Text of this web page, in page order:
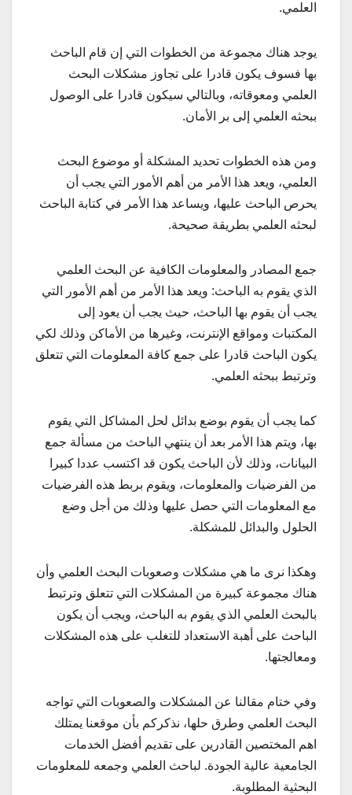
العلمي.
يوجد هناك مجموعة من الخطوات التي إن قام الباحث
بها فسوف يكون قادرا على تجاوز مشكلات البحث
العلمي ومعوقاته، وبالتالي سيكون قادرا على الوصول
ببحثه العلمي إلى بر الأمان.
ومن هذه الخطوات تحديد المشكلة أو موضوع البحث
العلمي، ويعد هذا الأمر من أهم الأمور التي يجب أن
يحرص الباحث عليها، ويساعد هذا الأمر في كتابة الباحث
لبحثه العلمي بطريقة صحيحة.
جمع المصادر والمعلومات الكافية عن البحث العلمي
الذي يقوم به الباحث: ويعد هذا الأمر من أهم الأمور التي
يجب أن يقوم بها الباحث، حيث يجب أن يعود إلى
المكتبات ومواقع الإنترنت، وغيرها من الأماكن وذلك لكي
يكون الباحث قادرا على جمع كافة المعلومات التي تتعلق
وترتبط ببحثه العلمي.
كما يجب أن يقوم بوضع بدائل لحل المشاكل التي يقوم
بها، ويتم هذا الأمر بعد أن ينتهي الباحث من مسألة جمع
البيانات، وذلك لأن الباحث يكون قد اكتسب عددا كبيرا
من الفرضيات والمعلومات، ويقوم بربط هذه الفرضيات
مع المعلومات التي حصل عليها وذلك من أجل وضع
الحلول والبدائل للمشكلة.
وهكذا نرى ما هي مشكلات وصعوبات البحث العلمي وأن
هناك مجموعة كبيرة من المشكلات التي تتعلق وترتبط
بالبحث العلمي الذي يقوم به الباحث، ويجب أن يكون
الباحث على أهبة الاستعداد للتغلب على هذه المشكلات
ومعالجتها.
وفي ختام مقالنا عن المشكلات والصعوبات التي تواجه
البحث العلمي وطرق حلها، نذكركم بأن موقعنا يمتلك
اهم المختصين القادرين على تقديم أفضل الخدمات
الجامعية عالية الجودة. لباحث العلمي وجمعه للمعلومات
البحثية المطلوبة.